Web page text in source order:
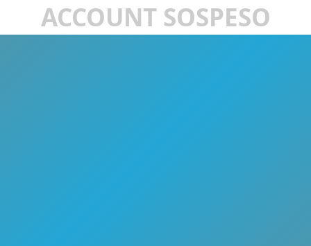
ACCOUNT SOSPESO